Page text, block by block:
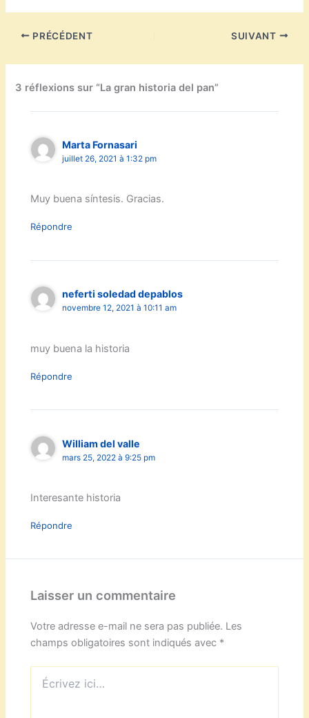
PRÉCÉDENT SUIVANT
3 réflexions sur “La gran historia del pan”
Marta Fornasari
juillet 26, 2021 à 1:32 pm
Muy buena síntesis. Gracias.
Répondre
neferti soledad depablos
novembre 12, 2021 à 10:11 am
muy buena la historia
Répondre
William del valle
mars 25, 2022 à 9:25 pm
Interesante historia
Répondre
Laisser un commentaire
Votre adresse e-mail ne sera pas publiée. Les
champs obligatoires sont indiqués avec *
ici…